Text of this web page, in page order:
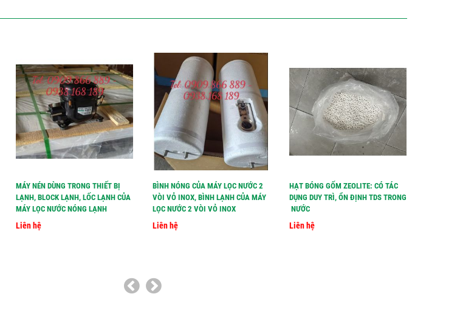
MÁY NÉN DÙNG TRONG THIẾT BỊ
LẠNH, BLOCK LẠNH, LỐC LẠNH CỦA
MÁY LỌC NƯỚC NÓNG LẠNH
Liên hệ
BÌNH NÓNG CỦA MÁY LỌC NƯỚC 2
VÒI VỎ INOX, BÌNH LẠNH CỦA MÁY
LỌC NƯỚC 2 VÒI VỎ INOX
Liên hệ
HẠT BÓNG GỐM ZEOLITE: CÓ TÁC
DỤNG DUY TRÌ, ỔN ĐỊNH TDS TRONG
NƯỚC
Liên hệ